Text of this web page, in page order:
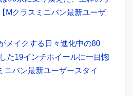
Mクラスミニバン最新ユーザ
メイクする日々進化中の80
た19インチホイールに一目惚
ニバン最新ユーザースタイ